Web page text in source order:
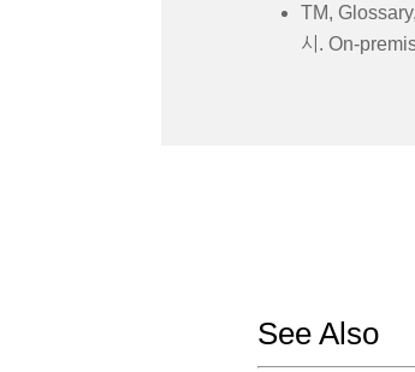
TM,
시. On-
See Also